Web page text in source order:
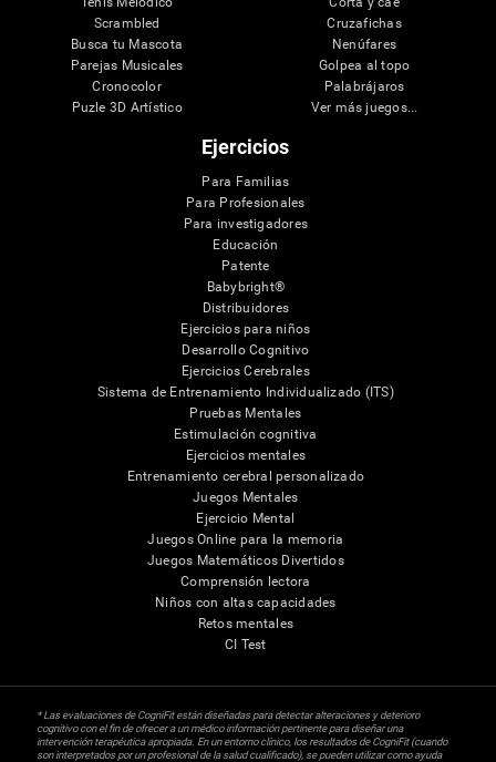
Scrambled
Busca tu Mascota
Parejas Musicales
Cronocolor
Puzle 3D Artístico
Cruzafichas
Nenúfares
Golpea al topo
Palabrájaros
Ver más juegos...
Ejercicios
Para Familias
Para Profesionales
Para investigadores
Educación
Patente
Babybright®
Distribuidores
Ejercicios para niños
Desarrollo Cognitivo
Ejercicios Cerebrales
Sistema de Entrenamiento Individualizado (ITS)
Pruebas Mentales
Estimulación cognitiva
Ejercicios mentales
Entrenamiento cerebral personalizado
Juegos Mentales
Ejercicio Mental
Juegos Online para la memoria
Juegos Matemáticos Divertidos
Comprensión lectora
Niños con altas capacidades
Retos mentales
CI Test
* Las evaluaciones de CogniFit están diseñadas para detectar alteraciones y deterioro
cognitivo con el fin de ofrecer a un médico información pertinente para diseñar una
intervención terapéutica apropiada. En un entorno clínico, los resultados de CogniFit (cuando
son interpretados por un profesional de la salud cualificado), se pueden utilizar como ayuda